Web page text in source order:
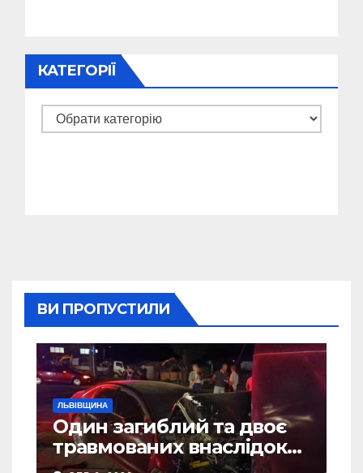
КАТЕГОРІЇ
Категорії
ВИ ПРОПУСТИЛИ
ЛЬВІВЩИНА
Один загиблий та двоє
травмованих внаслідок
ДТП на Самбірщині